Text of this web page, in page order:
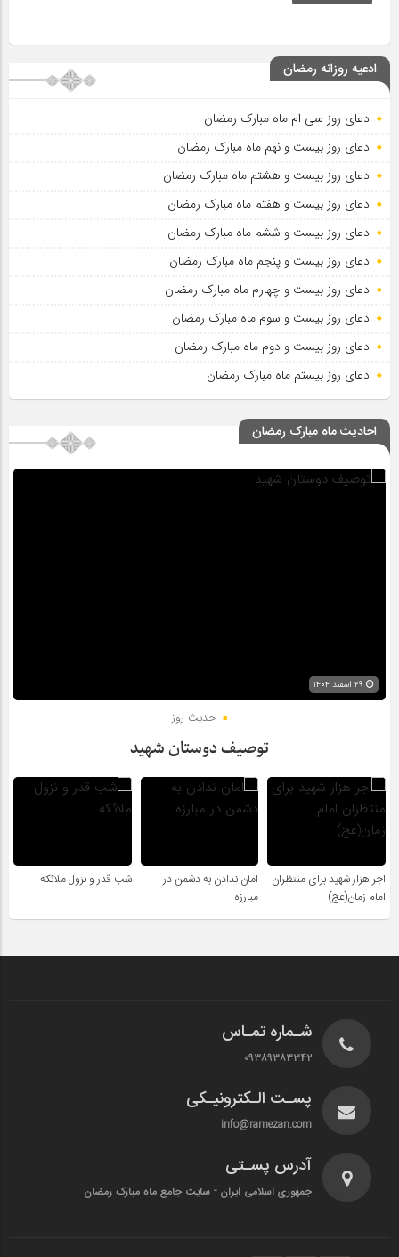
ادعیه روزانه رمضان
دعای روز سی ام ماه مبارک رمضان
دعای روز بیست و نهم ماه مبارک رمضان
دعای روز بیست و هشتم ماه مبارک رمضان
دعای روز بیست و هفتم ماه مبارک رمضان
دعای روز بیست و ششم ماه مبارک رمضان
دعای روز بیست و پنجم ماه مبارک رمضان
دعای روز بیست و چهارم ماه مبارک رمضان
دعای روز بیست و سوم ماه مبارک رمضان
دعای روز بیست و دوم ماه مبارک رمضان
دعای روز بیستم ماه مبارک رمضان
احادیث ماه مبارک رمضان
حدیث روز
توصیف دوستان شهید
اجر هزار شهید برای منتظران
امام زمان(عج)
امان ندادن به دشمن در
مبارزه
شب قدر و نزول ملائکه
شـماره تمـاس
۰۹۳۸۹۳۸۳۳۴۲
پسـت الـکترونیـکی
info@ramezan.com
آدرس پسـتی
جمهوری اسلامی ایران - سایت جامع ماه مبارک رمضان